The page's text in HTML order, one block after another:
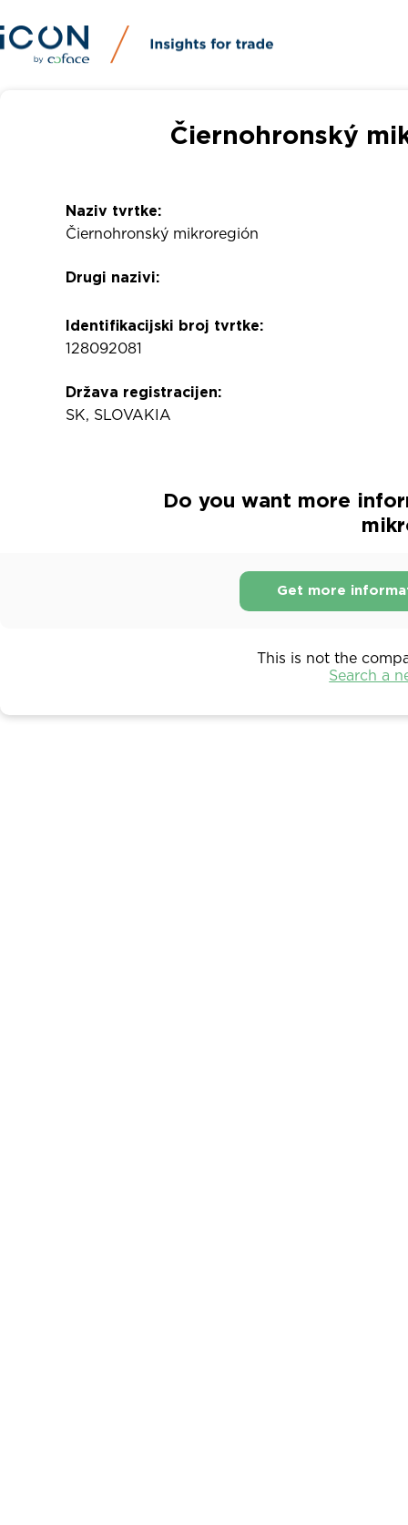
Čiernohronský
Naziv tvrtke:
Čiernohronský mikroregión
Drugi nazivi:
Identifikacijski broj tvrtke:
128092081
Država registracijen:
SK, SLOVAKIA
Do you want more
Get more
This is not the
Search a